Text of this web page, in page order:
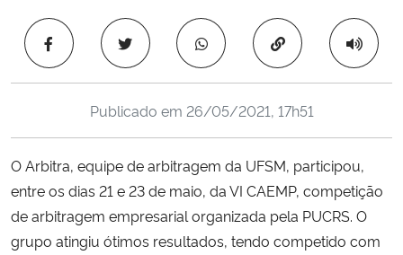
Ministério da Educação
Ministério de Minas e Energia
Ministério da Ciência, Tecnologia, Inovações e Comunicações
Copiar para área
Publicado em 26/05/2021, 17h51
O Arbitra, equipe de arbitragem da UFSM, participou,
entre os dias 21 e 23 de maio, da VI CAEMP, competição
de arbitragem empresarial organizada pela PUCRS. O
grupo atingiu ótimos resultados, tendo competido com